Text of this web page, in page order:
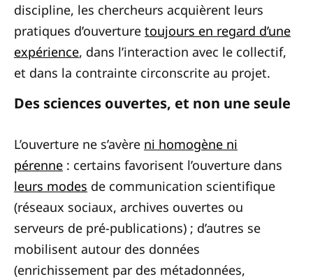
discipline, les chercheurs acquièrent leurs
pratiques d’ouverture toujours en regard d’une
expérience, dans l’interaction avec le collectif,
et dans la contrainte circonscrite au projet.
Des sciences ouvertes, et non une seule
L’ouverture ne s’avère ni homogène ni
pérenne : certains favorisent l’ouverture dans
leurs modes de communication scientifique
(réseaux sociaux, archives ouvertes ou
serveurs de pré-publications) ; d’autres se
mobilisent autour des données
(enrichissement par des métadonnées,